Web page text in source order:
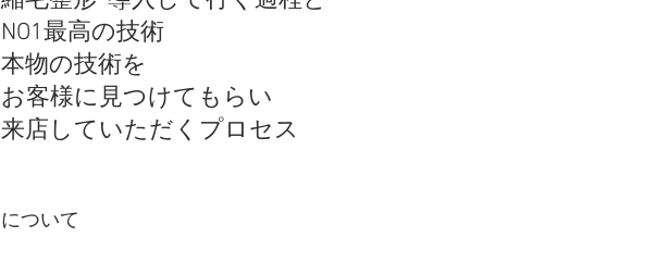
NO1最高の技術
本物の技術を
お客様に見つけてもらい
来店していただくプロセス
について